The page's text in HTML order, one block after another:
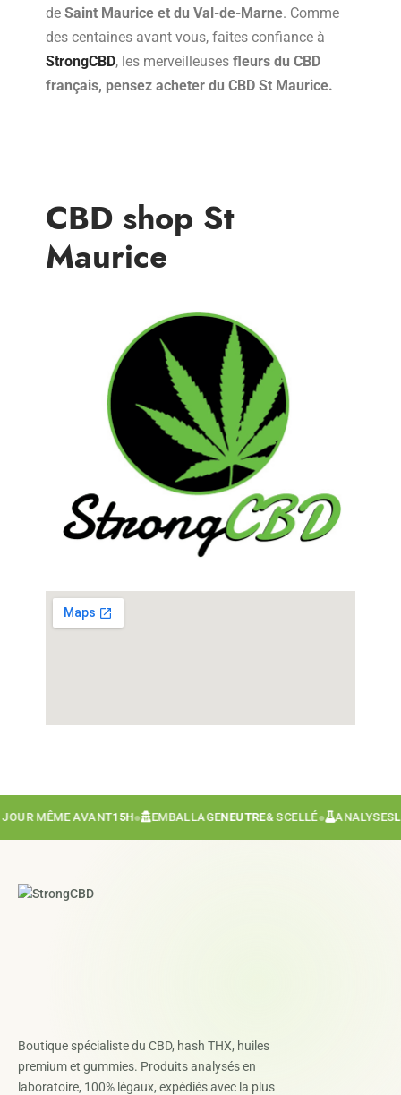
de Saint Maurice et du Val-de-Marne. Comme
des centaines avant vous, faites confiance à
StrongCBD, les merveilleuses fleurs du CBD
français, pensez acheter du CBD St Maurice.
CBD shop St
Maurice
MÊME AVANT15H● EMBALLAGENEUTRE& SCELLÉ● ANALYSES
Boutique spécialiste du CBD, hash THX, huiles
premium et gummies. Produits analysés en
laboratoire, 100% légaux, expédiés avec la plus